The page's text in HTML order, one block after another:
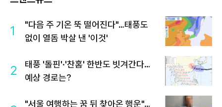
1
"다음 주 기온 뚝 떨어진다"…태풍도
없이 열돔 박살 낸 '이것'
2
태풍 '돌핀'·'찬홈' 한반도 빗겨간다…
예상 경로는?
"서울 여행하는 꿈 뒤 찾아온 행운"…